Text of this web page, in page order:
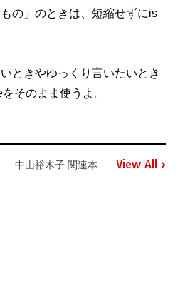
の」のときは、短縮せずにis
ときやゆっくり言いたいとき
そのまま使うよ。
中山裕木子 関連本 View All